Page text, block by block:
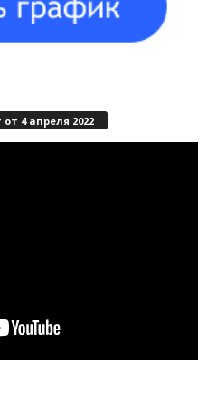
4 апреля 2022